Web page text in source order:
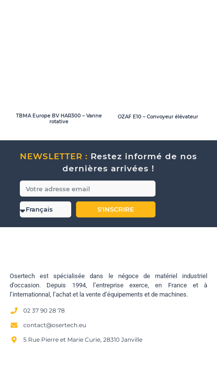
TBMA Europe BV HAR300 – Vanne
rotative
OZAF E10 – Convoyeur élévateur
NEWSLETTER : Restez informé de nos
dernières arrivées !
S'INSCRIRE
Osertech est spécialisée dans le négoce de matériel industriel
d’occasion. Depuis 1994, l’entreprise exerce, en France et à
l’internationnal, l’achat et la vente d’équipements et de machines.
02 37 90 28 78
contact@osertech.eu
5 Rue Pierre et Marie Curie, 28310 Janville